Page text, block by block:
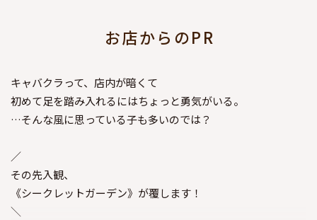
お店からのPR
キャバクラって、店内が暗くて
初めて足を踏み入れるにはちょっと勇気がいる。
…そんな風に思っている子も多いのでは？
／
その先入観、
《シークレットガーデン》が覆します！
＼